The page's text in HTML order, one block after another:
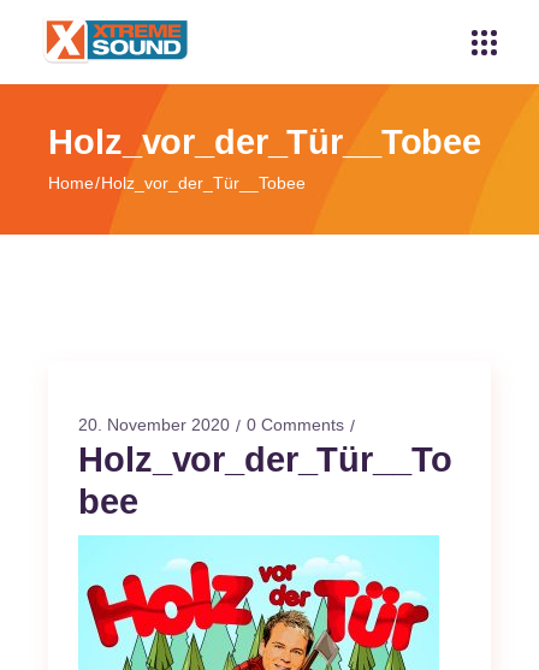
Holz_vor_der_Tür__Tobee
Home Holz_vor_der_Tür__Tobee
20. November 2020 0 Comments
Holz_vor_der_Tür__To
bee